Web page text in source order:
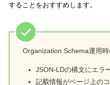
することをおすすめします。
Organization Schema運用
JSON-LDの構文にエラ
記載情報がページ上の